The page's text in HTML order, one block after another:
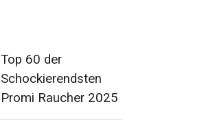
Top 60 der
Schockierendsten
Promi Raucher 2025